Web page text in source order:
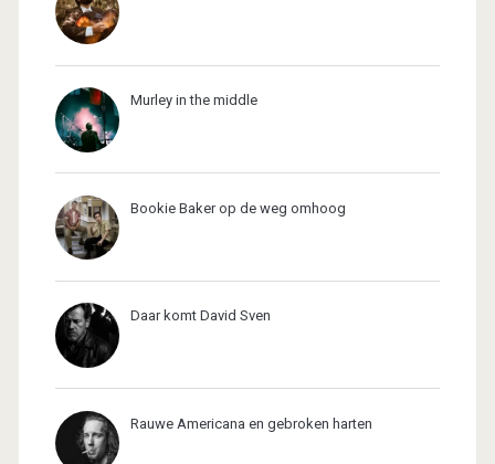
Murley in the middle
Bookie Baker op de weg omhoog
Daar komt David Sven
Rauwe Americana en gebroken harten